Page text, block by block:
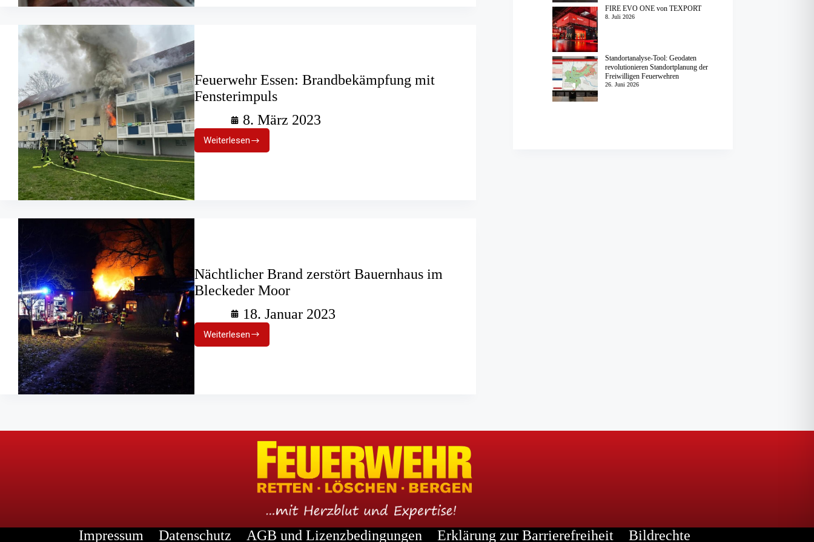
Feuerwehr Essen: Brandbekämpfung mit
Fensterimpuls
8. März 2023
WeiterlesenFeuerwehr
Essen:
Nächtlicher Brand zerstört Bauernhaus im
Bleckeder Moor
18. Januar 2023
WeiterlesenNächtlicher
Brand
FIRE EVO ONE von TEXPORT
8. Juli 2026
Standortanalyse-Tool: Geodaten
revolutionieren Standortplanung der
Freiwilligen Feuerwehren
26. Juni 2026
Impressum Datenschutz AGB und Lizenzbedingungen Erklärung zur Barrierefreiheit Bildrechte